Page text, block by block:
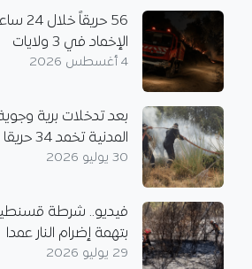
56
الإخماد في 3 ولايات
4 أغسطس 2026
بعد تدخلات برية
المدنية تخمد 34 حريقا في 24 ساعة
30 يوليو 2026
بتهمة إضرام النار عمدا
29 يوليو 2026